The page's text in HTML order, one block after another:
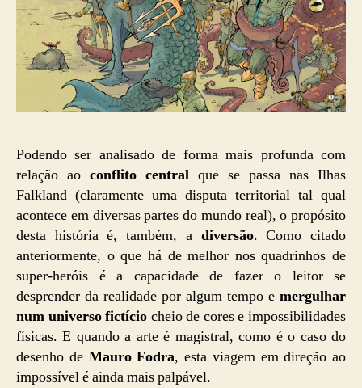
Podendo ser analisado de forma mais profunda com
relação ao conflito central que se passa nas Ilhas
Falkland (claramente uma disputa territorial tal qual
acontece em diversas partes do mundo real), o propósito
desta história é, também, a diversão. Como citado
anteriormente, o que há de melhor nos quadrinhos de
super-heróis é a capacidade de fazer o leitor se
desprender da realidade por algum tempo e mergulhar
num universo fictício cheio de cores e impossibilidades
físicas. E quando a arte é magistral, como é o caso do
desenho deMauro Fodra, esta viagem em direção ao
impossível é ainda mais palpável.